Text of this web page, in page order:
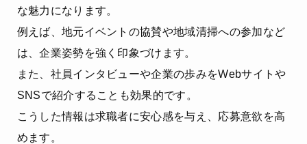
な魅力になります。
例えば、地元イベントの協賛や地域清掃への参加など
は、企業姿勢を強く印象づけます。
また、社員インタビューや企業の歩みをWebサイトや
SNSで紹介することも効果的です。
こうした情報は求職者に安心感を与え、応募意欲を高
めます。